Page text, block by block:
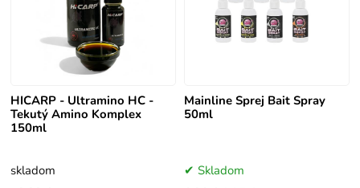
HICARP - Ultramino HC -
Tekutý Amino Komplex
150ml
skladom
Mainline Sprej Bait Spray
50ml
Skladom